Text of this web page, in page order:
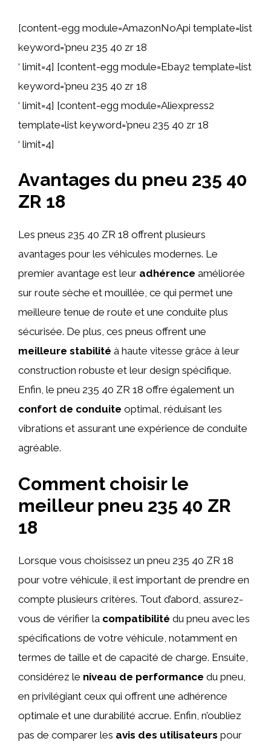
[content-egg module=AmazonNoApi template=list
keyword=’pneu 235 40 zr 18
‘ limit=4] [content-egg module=Ebay2 template=list
keyword=’pneu 235 40 zr 18
‘ limit=4] [content-egg module=Aliexpress2
template=list keyword=’pneu 235 40 zr 18
‘ limit=4]
Avantages du pneu 235 40
ZR 18
Les pneus 235 40 ZR 18 offrent plusieurs
avantages pour les véhicules modernes. Le
premier avantage est leur adhérence améliorée
sur route sèche et mouillée, ce qui permet une
meilleure tenue de route et une conduite plus
sécurisée. De plus, ces pneus offrent une
meilleure stabilité à haute vitesse grâce à leur
construction robuste et leur design spécifique.
Enfin, le pneu 235 40 ZR 18 offre également un
confort de conduite optimal, réduisant les
vibrations et assurant une expérience de conduite
agréable.
Comment choisir le
meilleur pneu 235 40 ZR
18
Lorsque vous choisissez un pneu 235 40 ZR 18
pour votre véhicule, il est important de prendre en
compte plusieurs critères. Tout d’abord, assurez-
vous de vérifier la compatibilité du pneu avec les
spécifications de votre véhicule, notamment en
termes de taille et de capacité de charge. Ensuite,
considérez le niveau de performance du pneu,
en privilégiant ceux qui offrent une adhérence
optimale et une durabilité accrue. Enfin, n’oubliez
pas de comparer les avis des utilisateurs pour